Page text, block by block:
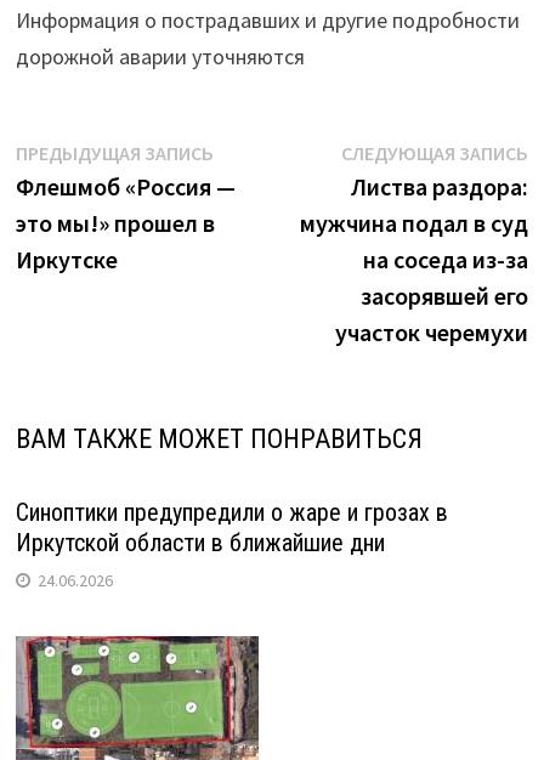
с
дороги
Заларинском
районе"
Информация о пострадавших и другие подробности
дорожной аварии уточняются
Навигация
по
записям
ПРЕДЫДУЩАЯ ЗАПИСЬПредыдущая
запись:
Флешмоб «Россия —
это мы!» прошел в
Иркутске
СЛЕДУЮЩАЯ ЗАПИСЬ
Листва раздора:
мужчина подал в суд
на соседа из-за
засорявшей его
участок черемухи
ВАМ ТАКЖЕ МОЖЕТ ПОНРАВИТЬСЯ
Синоптики предупредили о жаре и грозах в
Иркутской области в ближайшие дни
24.06.2026